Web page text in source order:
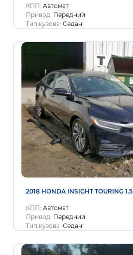
КПП: Автомат
Привод: Передний
Тип кузова: Седан
2018 HONDA INSIGHT TOURING 1.5
КПП: Автомат
Привод: Передний
Тип кузова: Седан